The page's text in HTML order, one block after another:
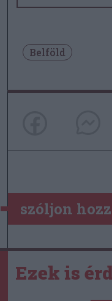
Belföld
szóljon
Ezek is